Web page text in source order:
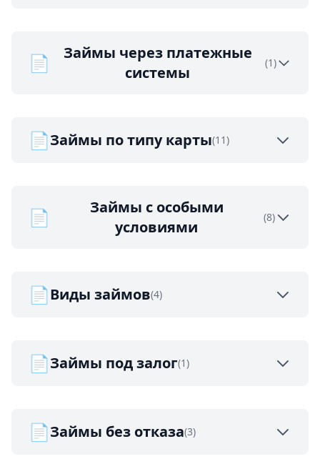
📄
Займы через платежные
системы
(1)
📄Займы по типу карты(11)
📄
Займы с особыми
условиями
(8)
📄Виды займов(4)
📄Займы под залог(1)
📄Займы без отказа(3)